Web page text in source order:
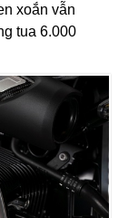
xoắn vẫn
tua 6.000